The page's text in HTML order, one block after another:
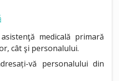
medicală primară
cât şi personalului.
vă personalului din